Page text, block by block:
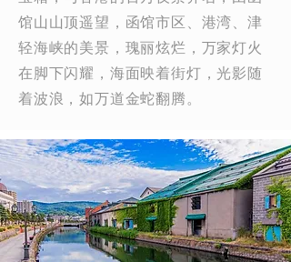
馆山山顶遥望，函馆市区、港湾、津
轻海峡的美景，瑰丽炫烂，万家灯火
在脚下闪耀，海面映着街灯，光影随
着波浪，如万道金蛇翻腾。